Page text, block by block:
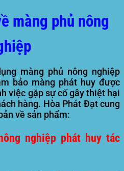
màng phủ nông
màng phủ nông nghiệp
bảo màng phát huy được
việc gặp sự cố gây thiệt hại
hàng. Hòa Phát Đạt cung
về sản phẩm:
nghiệp phát huy tác